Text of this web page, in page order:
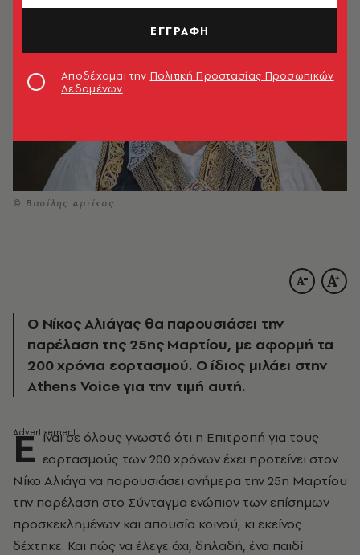
© Βασίλης Αρτίκος
Ο Νίκος Αλιάγας θα παρουσιάσει την
παρέλαση της 25ης Μαρτίου, με αφορμή τα
200 χρόνια εορτασμού. Ο ίδιος μιλάει στην
Athens Voice για την τιμή αυτή.
Ε ίναι σε όλους γνωστό ότι η Επιτροπή για τους
εορτασμούς των 200 χρόνων έχει προτείνει στον
Νίκο Αλιάγα να παρουσιάσει ανήμερα την 25η Μαρτίου
την παρέλαση στο Σύνταγμα ενώπιον των επίσημων
προσκεκλημένων και απουσία κοινού, κι εκείνος
δέχτηκε. Και πώς να έλεγε όχι, δηλαδή, ένα παιδί
ΕΓΓΡΑΦΗ
Αποδέχομαι την Πολιτική Προστασίας Προσωπικών
Δεδομένων